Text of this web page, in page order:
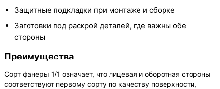
Защитные подкладки при монтаже и сборке
Заготовки под раскрой деталей, где важны обе
стороны
Преимущества
Сорт фанеры 1/1 означает, что лицевая и оборотная стороны
соответствуют первому сорту по качеству поверхности,